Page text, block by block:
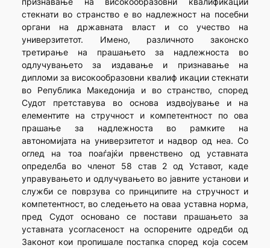
стекнати во странство е во надлежност на посебни
органи на државната власт и со учество на
универзитетот. Имено, различното законско
третирање на прашањето за надлежноста во
одлучувањето за издавање и признавање на
дипломи за високообразовни квалиф икации стекнати
во Република Македонија и во странство, според
Судот претставува во основа издвојување и на
елементите на стручност и компетентност по ова
прашање за надлежноста во рамките на
автономијата на универзитетот и надвор од неа. Со
оглед на тоа поаѓајќи првенствено од уставната
определба во членот 58 став 2 од Уставот, каде
управувањето и одлучувањето во јавните установи и
служби се поврзува со принципите на стручност и
компетентност, во следењето на оваа уставна норма,
пред Судот основано се постави прашањето за
уставната усогласеност на оспорените одредби од
Законот кои пропишале постапка според која сосем